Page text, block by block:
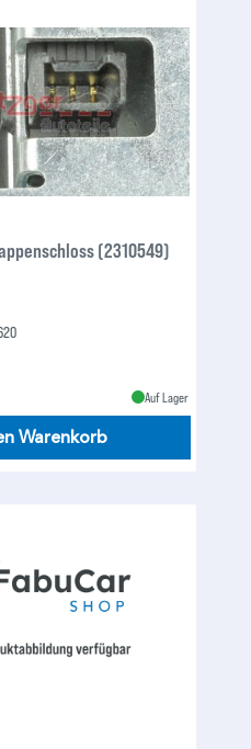
(2310549)
Auf Lager
Warenkorb